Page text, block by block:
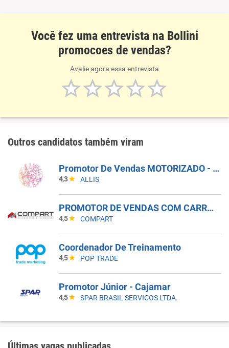
Você fez uma entrevista na Bollini
promocoes de vendas?
Avalie agora essa entrevista
Outros candidatos também viram
Promotor De Vendas MOTORIZADO - Pojuca E São Sebastião Do Passé (BA)
4,3 ALLIS
PROMOTOR DE VENDAS COM CARRO - INDAIATUBA - SP
4,5 COMPART
Coordenador De Treinamento
4,5 POP TRADE
Promotor Júnior - Cajamar
4,5 SPAR BRASIL SERVICOS LTDA.